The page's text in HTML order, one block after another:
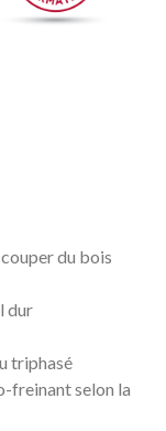
du bois
dur
triphasé
freinant selon la